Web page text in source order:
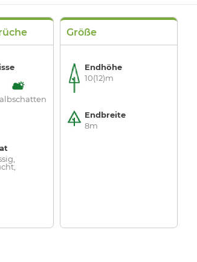
Größe
Endhöhe
10(12)m
Endbreite
8m